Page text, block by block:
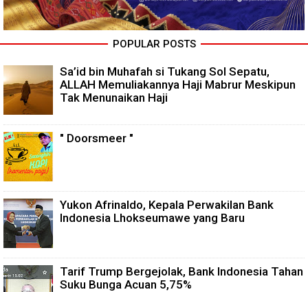
POPULAR POSTS
Sa’id bin Muhafah si Tukang Sol Sepatu,
ALLAH Memuliakannya Haji Mabrur Meskipun
Tak Menunaikan Haji
" Doorsmeer "
Yukon Afrinaldo, Kepala Perwakilan Bank
Indonesia Lhokseumawe yang Baru
Tarif Trump Bergejolak, Bank Indonesia Tahan
Suku Bunga Acuan 5,75%